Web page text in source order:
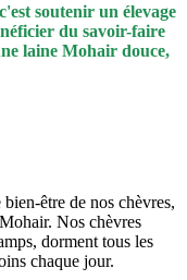
soutenir un élevage
du savoir-faire
laine Mohair douce,
être de nos chèvres,
Nos chèvres
dorment tous les
chaque jour.